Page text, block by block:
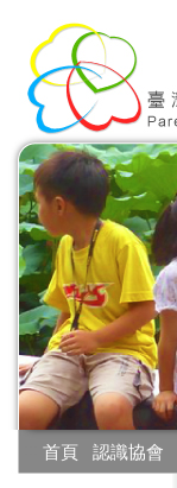
首頁 認識協會